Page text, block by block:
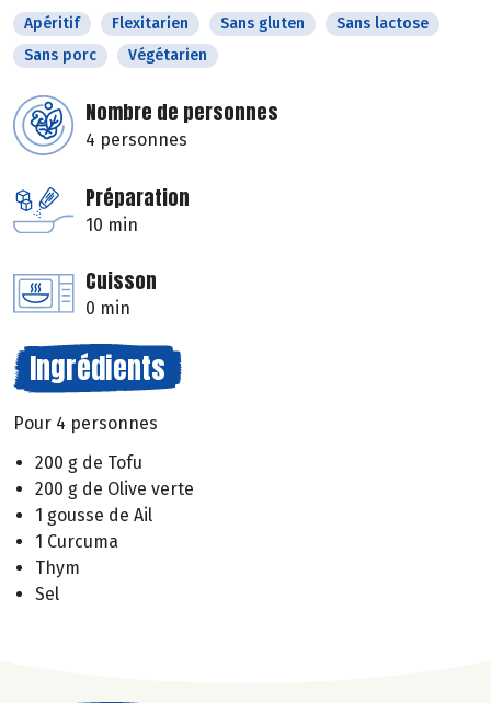
Apéritif Flexitarien Sans gluten
Sans lactose
Sans porc
Végétarien
Nombre de personnes
4 personnes
Préparation
10 min
Cuisson
0 min
Ingrédients
Pour 4 personnes
200 g de Tofu
200 g de Olive verte
1 gousse de Ail
1 Curcuma
Thym
Sel